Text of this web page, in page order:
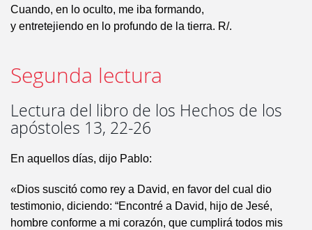
Cuando, en lo oculto, me iba formando,
y entretejiendo en lo profundo de la tierra. R/.
Segunda lectura
Lectura del libro de los Hechos de los
apóstoles 13, 22-26
En aquellos días, dijo Pablo:
«Dios suscitó como rey a David, en favor del cual dio
testimonio, diciendo: “Encontré a David, hijo de Jesé,
hombre conforme a mi corazón, que cumplirá todos mis